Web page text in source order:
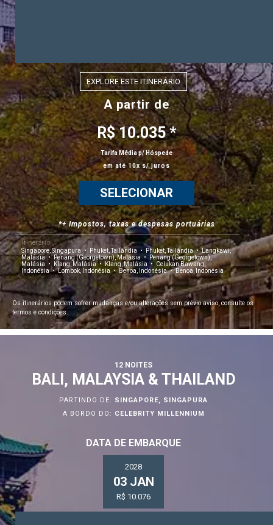
EXPLORE ESTE ITINERÁRIO
A partir de
R$ 10.035 *
Tarifa Média p/ Hóspede
em até 10x s/ juros
SELECIONAR
*+ Impostos, taxas e despesas portuárias
Itinerário
Singapore, Singapura
Phuket, Tailândia Phuket, Tailândia
Langkawi,
Malásia
Penang (Georgetown), Malásia
Penang (Georgetown),
Malásia
Klang, Malásia Klang, Malásia
Celukan Bawang,
Indonésia
Lombok, Indonésia Benoa, Indonésia Benoa, Indonésia
Os itinerários podem sofrer mudanças e/ou alterações sem prévio aviso, consulte os
termos e condições.
12 NOITES
BALI, MALAYSIA & THAILAND
PARTINDO DE: SINGAPORE, SINGAPURA
A BORDO DO: CELEBRITY MILLENNIUM
DATA DE EMBARQUE
2028
03 JAN
R$ 10.076